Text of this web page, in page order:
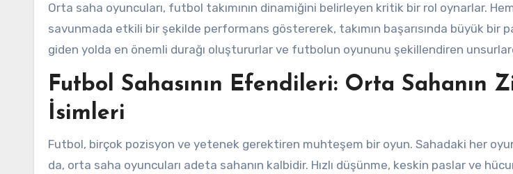
Orta saha oyuncuları, futbol takımının dinamiğini belirleyen kritik bir rol oynarlar.
savunmada etkili bir şekilde performans göstererek, takımın başarısında büyük bir
giden yolda en önemli durağı oluştururlar ve futbolun oyununu şekillendiren
Futbol Sahasının Efendileri: Orta Sahanın
İsimleri
Futbol, birçok pozisyon ve yetenek gerektiren muhteşem bir oyun. Sahadaki her
da, orta saha oyuncuları adeta sahanın kalbidir. Hızlı düşünme, keskin paslar ve